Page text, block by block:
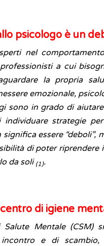
psicologo è un
nel
a cui
la propria
emozionale,
sono in grado di
strategie
essere “deboli”,
di poter
da soli (1).
di igiene
Mentale (CSM)
e di scambio,